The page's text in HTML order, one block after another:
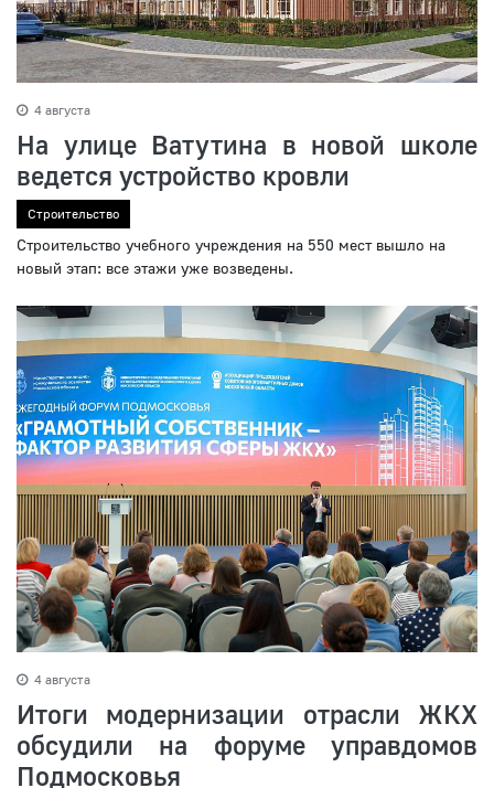
4 августа
На улице Ватутина в новой школе
ведется устройство кровли
Строительство
Строительство учебного учреждения на 550 мест вышло на
новый этап: все этажи уже возведены.
4 августа
Итоги модернизации отрасли ЖКХ
обсудили на форуме управдомов
Подмосковья